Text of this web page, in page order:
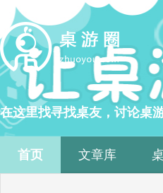
在这里找寻找桌友，讨论桌
首页 文章库